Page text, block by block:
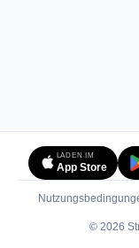
LADEN IM
App Store
© 2026